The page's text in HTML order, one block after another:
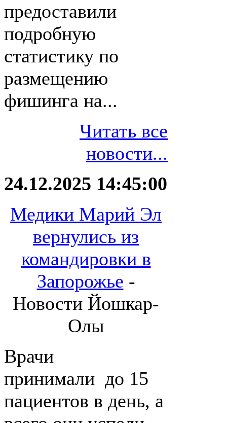
предоставили
подробную
статистику по
размещению
фишинга на...
Читать все
новости...
24.12.2025 14:45:00
Медики Марий Эл
вернулись из
командировки в
Запорожье -
Новости Йошкар-
Олы
Врачи
принимали до 15
пациентов в день, а